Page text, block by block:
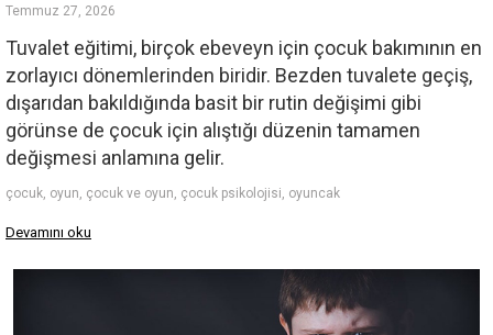
Temmuz 27, 2026
Tuvalet eğitimi, birçok ebeveyn için çocuk bakımının en
zorlayıcı dönemlerinden biridir. Bezden tuvalete geçiş,
dışarıdan bakıldığında basit bir rutin değişimi gibi
görünse de çocuk için alıştığı düzenin tamamen
değişmesi anlamına gelir.
çocuk, oyun, çocuk ve oyun, çocuk psikolojisi, oyuncak
Devamını oku